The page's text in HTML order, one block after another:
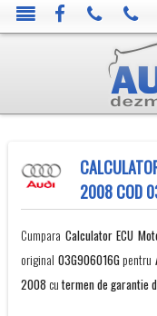
2008 COD
Cumpara Calculator ECU
original 03G906016Gpentru
2008 cutermen de garantie